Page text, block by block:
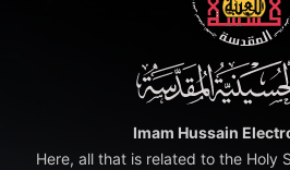
Imam Hussain
Here, all that is related to the Holy